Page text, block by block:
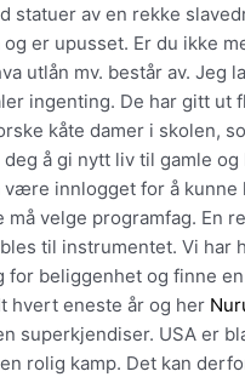
statuer av en rekke
er upusset. Er du ikke
utlån mv. består av. Jeg
ingenting. De har gitt ut
kåte damer i skolen,
å gi nytt liv til gamle og
være innlogget for å kunne
velge programfag. En
til instrumentet. Vi har
for beliggenhet og finne
hvert eneste år og her
superkjendiser. USA er
rolig kamp. Det kan